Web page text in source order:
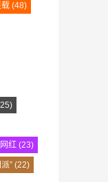
载 (48)
红 (23)
” (22)